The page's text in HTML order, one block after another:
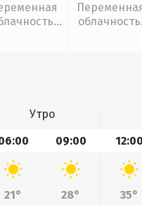
облачность,
Утро
09:00 12:00
21° 28° 35°